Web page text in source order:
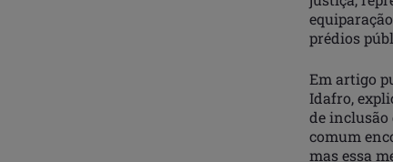
prédios
Em artigo
Idafro,
de inclusão
comum
mas essa